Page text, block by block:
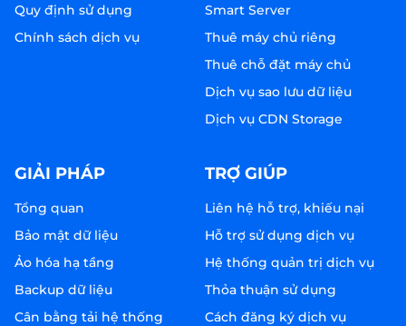
Quy định sử dụng
Chính sách dịch vụ
Smart Server
Thuê máy chủ riêng
Thuê chỗ đặt máy chủ
Dịch vụ sao lưu dữ liệu
Dịch vụ CDN Storage
GIẢI PHÁP
Tổng quan
Bảo mật dữ liệu
Ảo hóa hạ tầng
Backup dữ liệu
Cân bằng tải hệ thống
TRỢ GIÚP
Liên hệ hỗ trợ, khiếu nại
Hỗ trợ sử dụng dịch vụ
Hệ thống quản trị dịch vụ
Thỏa thuận sử dụng
Cách đăng ký dịch vụ